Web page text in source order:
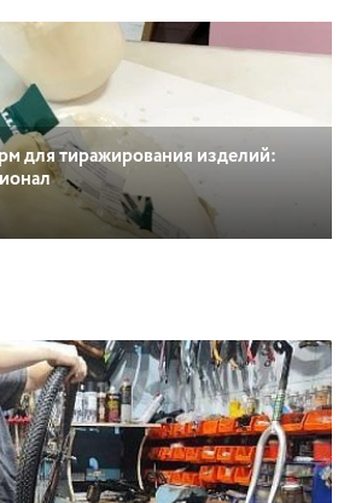
для тиражирования изделий: